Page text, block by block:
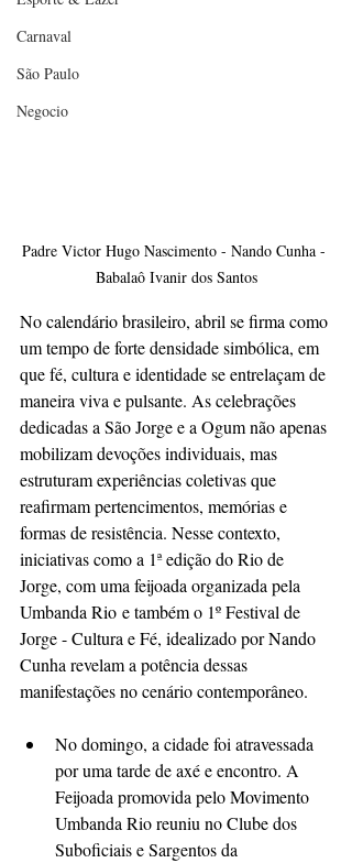
Carnaval
São Paulo
Negocio
Padre Victor Hugo Nascimento - Nando Cunha -
Babalaô Ivanir dos Santos
No calendário brasileiro, abril se firma como
um tempo de forte densidade simbólica, em
que fé, cultura e identidade se entrelaçam de
maneira viva e pulsante. As celebrações
dedicadas a São Jorge e a Ogum não apenas
mobilizam devoções individuais, mas
estruturam experiências coletivas que
reafirmam pertencimentos, memórias e
formas de resistência. Nesse contexto,
iniciativas como a 1ª edição do Rio de
Jorge, com uma feijoada organizada pela
Umbanda Rio e também o 1º Festival de
Jorge - Cultura e Fé, idealizado por Nando
Cunha revelam a potência dessas
manifestações no cenário contemporâneo.
No domingo, a cidade foi atravessada
por uma tarde de axé e encontro. A
Feijoada promovida pelo Movimento
Umbanda Rio reuniu no Clube dos
Suboficiais e Sargentos da